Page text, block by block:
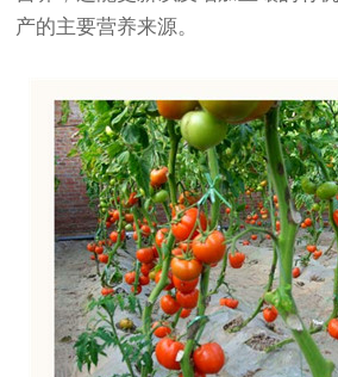
产的主要营养来源。